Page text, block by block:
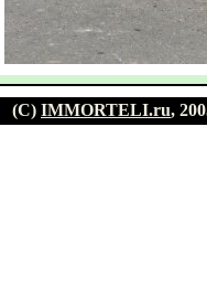
(C) IMMORTELI.ru,